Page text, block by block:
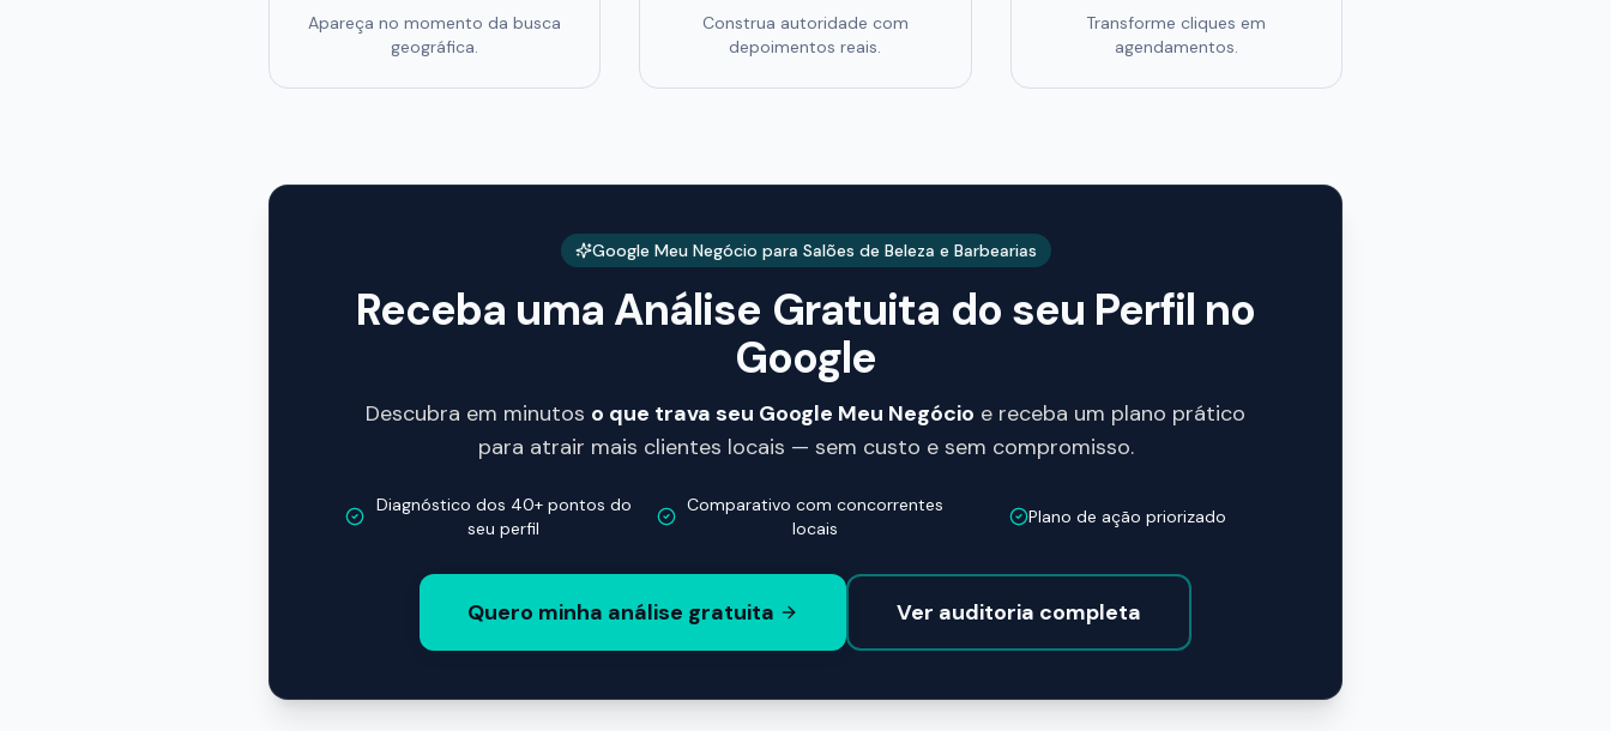
Apareça no momento da busca
geográfica.
Construa autoridade com
depoimentos reais.
Transforme cliques em
agendamentos.
Google Meu Negócio para Salões de Beleza e Barbearias
Receba uma Análise Gratuita do seu Perfil no
Google
Descubra em minutos o que trava seu Google Meu Negócio e receba um plano prático
para atrair mais clientes locais — sem custo e sem compromisso.
Diagnóstico dos 40+ pontos do
seu perfil
Comparativo com concorrentes
locais
Plano de ação priorizado
Quero minha análise gratuita Ver auditoria completa